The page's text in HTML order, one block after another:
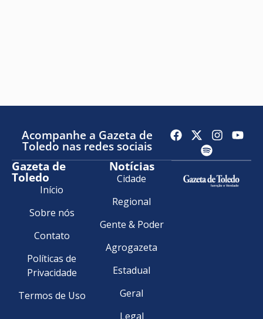
Acompanhe a Gazeta de
Toledo nas redes sociais
Gazeta de
Toledo
Início
Sobre nós
Contato
Políticas de
Privacidade
Termos de Uso
Notícias
Cidade
Regional
Gente & Poder
Agrogazeta
Estadual
Geral
Legal